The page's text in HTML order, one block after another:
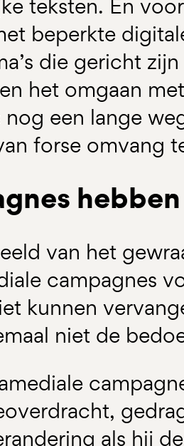
teksten. En
beperkte
die gericht
het omgaan
nog een lange
forse omvang
van het
campagnes
kunnen
niet de
als hij